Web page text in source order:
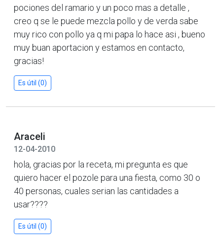
pociones del ramario y un poco mas a detalle ,
creo q se le puede mezcla pollo y de verda sabe
muy rico con pollo ya q mi papa lo hace asi , bueno
muy buan aportacion y estamos en contacto,
gracias!
Es útil (0)
Araceli
12-04-2010
hola, gracias por la receta, mi pregunta es que
quiero hacer el pozole para una fiesta, como 30 o
40 personas, cuales serian las cantidades a
usar????
Es útil (0)